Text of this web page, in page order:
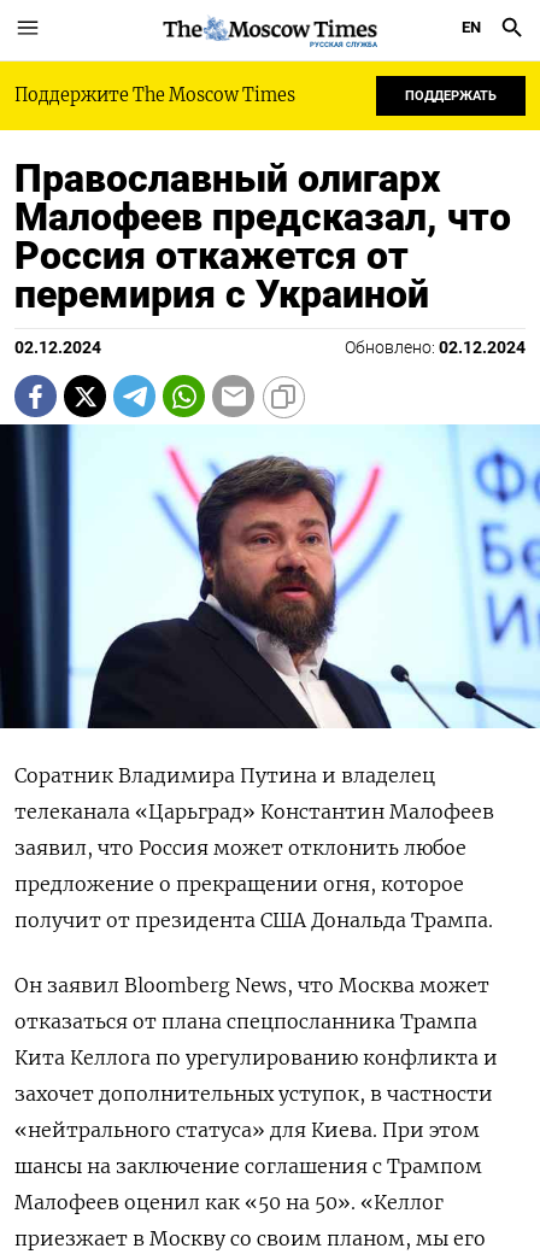
РУССКАЯ СЛУЖБА
EN
Поддержите The Moscow Times ПОДДЕРЖАТЬ
Православный олигарх
Малофеев предсказал, что
Россия откажется от
перемирия с Украиной
02.12.2024 Обновлено: 02.12.2024
Соратник Владимира Путина и владелец
телеканала «Царьград» Константин Малофеев
заявил, что Россия может отклонить любое
предложение о прекращении огня, которое
получит от президента США Дональда Трампа.
Он заявил Bloomberg News, что Москва может
отказаться от плана спецпосланника Трампа
Кита Келлога по урегулированию конфликта и
захочет дополнительных уступок, в частности
«нейтрального статуса» для Киева. При этом
шансы на заключение соглашения с Трампом
Малофеев оценил как «50 на 50». «Келлог
приезжает в Москву со своим планом, мы его